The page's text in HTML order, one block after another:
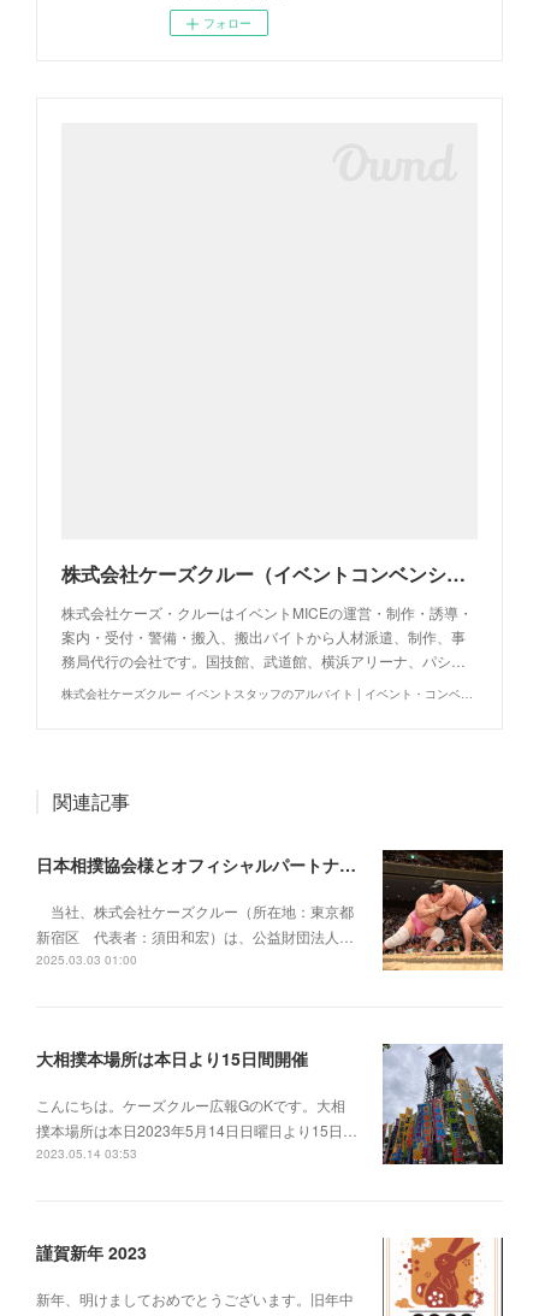
フォロー
株式会社ケーズクルー（イベントコンベンションの運営・制作・警備・人材派遣・事務局代行・アルバイト求人・イベントバイト）
株式会社ケーズ・クルーはイベントMICEの運営・制作・誘導・
案内・受付・警備・搬入、搬出バイトから人材派遣、制作、事
務局代行の会社です。国技館、武道館、横浜アリーナ、パシ…
株式会社ケーズクルー イベントスタッフのアルバイト | イベント・コンベンションの運営制作警備事務局代行
関連記事
日本相撲協会様とオフィシャルパートナー契約を締結
当社、株式会社ケーズクルー（所在地：東京都
新宿区 代表者：須田和宏）は、公益財団法人…
2025.03.03 01:00
大相撲本場所は本日より15日間開催
こんにちは。ケーズクルー広報GのKです。大相
撲本場所は本日2023年5月14日日曜日より15日…
2023.05.14 03:53
謹賀新年 2023
新年、明けましておめでとうございます。旧年中